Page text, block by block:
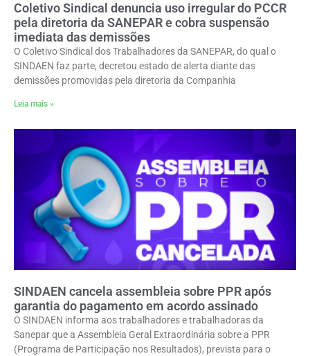
Coletivo Sindical denuncia uso irregular do PCCR
pela diretoria da SANEPAR e cobra suspensão
imediata das demissões
O Coletivo Sindical dos Trabalhadores da SANEPAR, do qual o
SINDAEN faz parte, decretou estado de alerta diante das
demissões promovidas pela diretoria da Companhia
Leia mais »
SINDAEN cancela assembleia sobre PPR após
garantia do pagamento em acordo assinado
O SINDAEN informa aos trabalhadores e trabalhadoras da
Sanepar que a Assembleia Geral Extraordinária sobre a PPR
(Programa de Participação nos Resultados), prevista para o